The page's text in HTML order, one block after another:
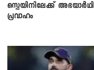
സ്പെയിനിലേക്ക് അഭയാർഥി
പ്രവാഹം